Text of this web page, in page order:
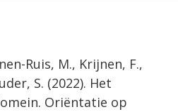
Ruis, M., Krijnen, F.,
S. (2022). Het
Oriëntatie op